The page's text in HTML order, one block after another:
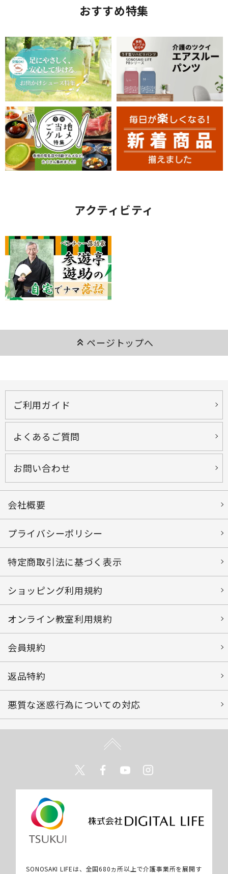
おすすめ特集
アクティビティ
keyboard_double_arrow_up ページトップへ
ご利用ガイド
よくあるご質問
お問い合わせ
会社概要
プライバシーポリシー
特定商取引法に基づく表示
ショッピング利用規約
オンライン教室利用規約
会員規約
返品特約
悪質な迷惑行為についての対応
TwitterFacebookYoutube
SONOSAKI LIFEは、全国680ヵ所以上で介護事業所を展開す